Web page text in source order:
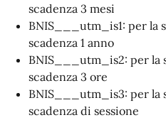
scadenza 3 mesi
BNIS___utm_is1: per la
scadenza 1 anno
BNIS___utm_is2: per la
scadenza 3 ore
BNIS___utm_is3: per la
scadenza di sessione